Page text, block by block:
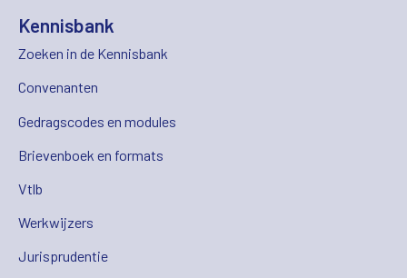
Kennisbank
Zoeken in de Kennisbank
Convenanten
Gedragscodes en modules
Brievenboek en formats
Vtlb
Werkwijzers
Jurisprudentie